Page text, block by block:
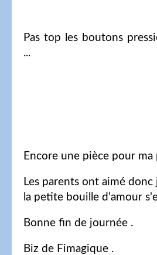
Pas top les boutons
...
Encore une pièce pour ma
Les parents ont aimé donc
la petite bouille d'amour
Bonne fin de journée .
Biz de Fimagique .